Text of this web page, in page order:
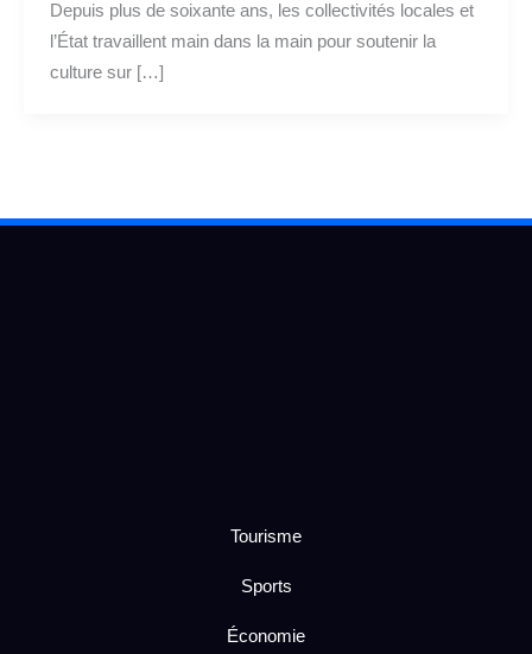
Depuis plus de soixante ans, les collectivités locales et
l’État travaillent main dans la main pour soutenir la
culture sur […]
Tourisme
Sports
Économie